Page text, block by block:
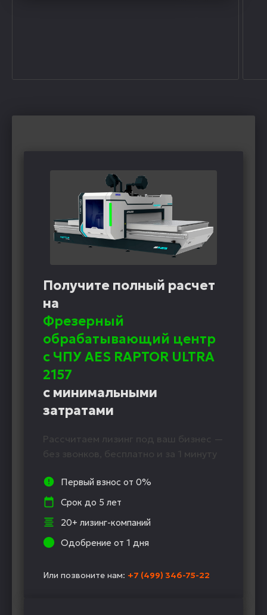
Получите полный расчет
на
Фрезерный
обрабатывающий центр
с ЧПУ AES RAPTOR ULTRA
2157
с минимальными
затратами
Рассчитаем лизинг под ваш бизнес —
без звонков, бесплатно и за 1 минуту
Первый взнос от 0%
Срок до 5 лет
20+ лизинг-компаний
Одобрение от 1 дня
Или позвоните нам: +7 (499) 346-75-22